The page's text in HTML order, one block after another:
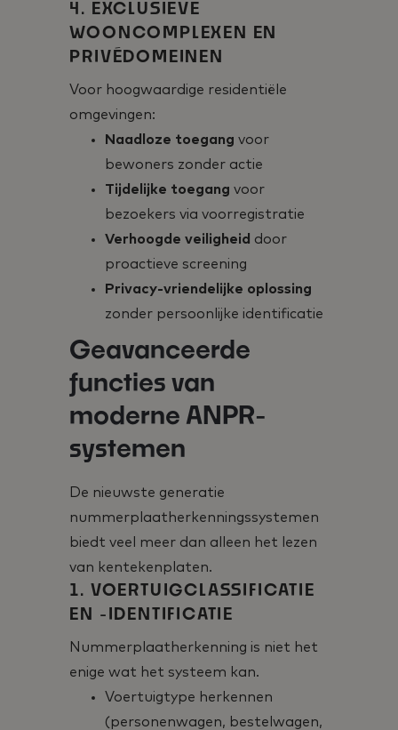
4. EXCLUSIEVE
WOONCOMPLEXEN EN
PRIVÉDOMEINEN
Voor hoogwaardige residentiële
omgevingen:
Naadloze toegang voor
bewoners zonder actie
Tijdelijke toegang voor
bezoekers via voorregistratie
Verhoogde veiligheid door
proactieve screening
Privacy-vriendelijke oplossing
zonder persoonlijke identificatie
Geavanceerde
functies van
moderne ANPR-
systemen
De nieuwste generatie
nummerplaatherkenningssystemen
biedt veel meer dan alleen het lezen
van kentekenplaten.
1. VOERTUIGCLASSIFICATIE
EN -IDENTIFICATIE
Nummerplaatherkenning is niet het
enige wat het systeem kan.
Voertuigtype herkennen
(personenwagen, bestelwagen,